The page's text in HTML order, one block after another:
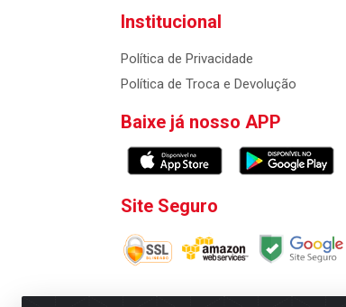
Institucional
Política de Privacidade
Política de Troca e Devolução
Baixe já nosso APP
Site Seguro